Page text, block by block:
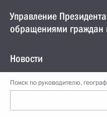
Управление
обращениями граждан
Новости
Поиск по руководителю,